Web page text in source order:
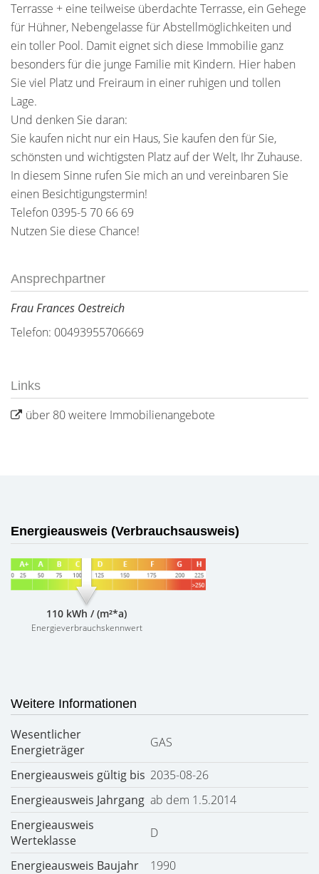
Terrasse + eine teilweise überdachte Terrasse, ein Gehege
für Hühner, Nebengelasse für Abstellmöglichkeiten und
ein toller Pool. Damit eignet sich diese Immobilie ganz
besonders für die junge Familie mit Kindern. Hier haben
Sie viel Platz und Freiraum in einer ruhigen und tollen
Lage.
Und denken Sie daran:
Sie kaufen nicht nur ein Haus, Sie kaufen den für Sie,
schönsten und wichtigsten Platz auf der Welt, Ihr Zuhause.
In diesem Sinne rufen Sie mich an und vereinbaren Sie
einen Besichtigungstermin!
Telefon 0395-5 70 66 69
Nutzen Sie diese Chance!
Ansprechpartner
Frau Frances Oestreich
Telefon: 00493955706669
Links
über 80 weitere Immobilienangebote
Energieausweis (Verbrauchsausweis)
110 kWh / (m²*a)
Energieverbrauchskennwert
Weitere Informationen
Wesentlicher
Energieträger
GAS
Energieausweis gültig bis 2035-08-26
Energieausweis Jahrgang ab dem 1.5.2014
Energieausweis
Werteklasse
D
Energieausweis Baujahr
1990